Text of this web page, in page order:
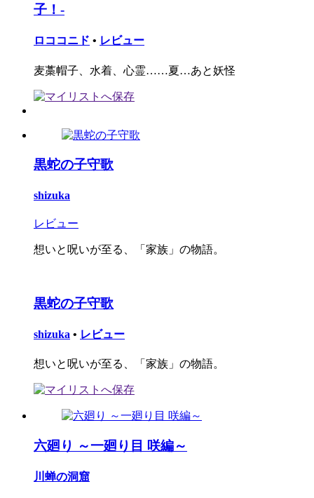
子！-
ロココニド • レビュー
麦藁帽子、水着、心霊……夏…あと妖怪
黒蛇の子守歌
shizuka
レビュー
想いと呪いが至る、「家族」の物語。
黒蛇の子守歌
shizuka • レビュー
想いと呪いが至る、「家族」の物語。
六廻り ～一廻り目 咲編～
川蝉の洞窟